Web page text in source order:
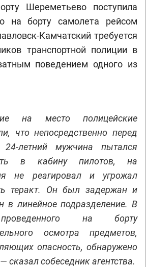
Шереметьево поступила
на борту самолета рейсом
Камчатский требуется
транспортной полиции в
поведением одного из
на место полицейские
что непосредственно перед
летний мужчина пытался
в кабину пилотов, на
не реагировал и угрожал
теракт. Он был задержан и
в линейное подразделение. В
на борту
осмотра предметов,
опасность, обнаружено
сказал собеседник агентства.